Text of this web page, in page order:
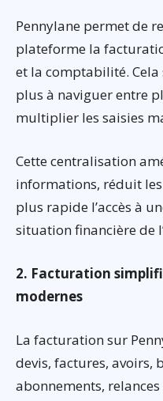
Pennylane permet de
plateforme la
et la comptabilité. Cela
plus à naviguer entre
multiplier les saisies
Cette centralisation
informations, réduit
plus rapide l’accès à
situation financière de
2. Facturation
modernes
La facturation sur
devis, factures, avoirs,
abonnements,